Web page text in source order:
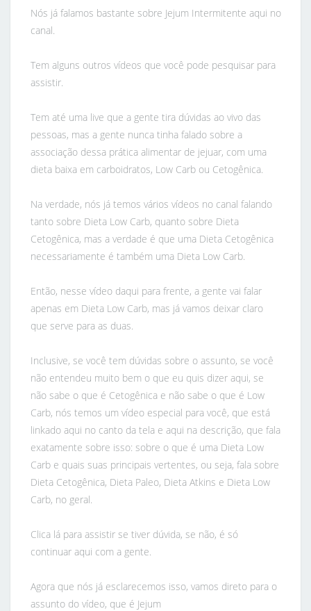
Nós já falamos bastante sobre Jejum Intermitente aqui no
canal.
Tem alguns outros vídeos que você pode pesquisar para
assistir.
Tem até uma live que a gente tira dúvidas ao vivo das
pessoas, mas a gente nunca tinha falado sobre a
associação dessa prática alimentar de jejuar, com uma
dieta baixa em carboidratos, Low Carb ou Cetogênica.
Na verdade, nós já temos vários vídeos no canal falando
tanto sobre Dieta Low Carb, quanto sobre Dieta
Cetogênica, mas a verdade é que uma Dieta Cetogênica
necessariamente é também uma Dieta Low Carb.
Então, nesse vídeo daqui para frente, a gente vai falar
apenas em Dieta Low Carb, mas já vamos deixar claro
que serve para as duas.
Inclusive, se você tem dúvidas sobre o assunto, se você
não entendeu muito bem o que eu quis dizer aqui, se
não sabe o que é Cetogênica e não sabe o que é Low
Carb, nós temos um vídeo especial para você, que está
linkado aqui no canto da tela e aqui na descrição, que fala
exatamente sobre isso: sobre o que é uma Dieta Low
Carb e quais suas principais vertentes, ou seja, fala sobre
Dieta Cetogênica, Dieta Paleo, Dieta Atkins e Dieta Low
Carb, no geral.
Clica lá para assistir se tiver dúvida, se não, é só
continuar aqui com a gente.
Agora que nós já esclarecemos isso, vamos direto para o
assunto do vídeo, que é Jejum